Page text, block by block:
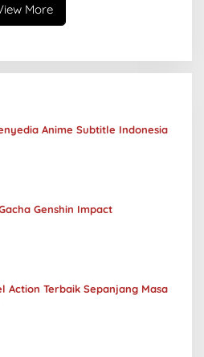
More
Anime Subtitle Indonesia
Genshin Impact
Action Terbaik Sepanjang Masa